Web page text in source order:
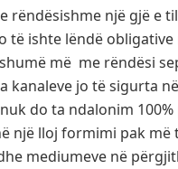
rëndësishme një gjë e
ishte lëndë
më me rëndësi
kanaleve jo të sigurta
do ta ndalonim
një lloj formimi pak më
mediumeve në